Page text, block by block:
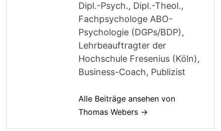
Dipl.-Psych., Dipl.-Theol.,
Fachpsychologe ABO-
Psychologie (DGPs/BDP),
Lehrbeauftragter der
Hochschule Fresenius (Köln),
Business-Coach, Publizist
Alle Beiträge ansehen von
Thomas Webers →